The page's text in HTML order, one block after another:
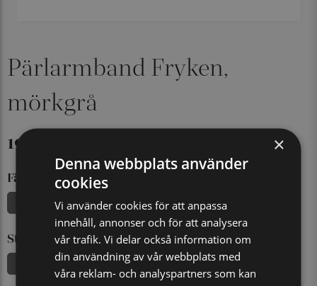
Pärlarmband Fryken,
mörkgrå
199 kr
Färg
Storlek
×
Denna webbplats använder
cookies
Vi använder cookies för att anpassa
innehåll, annonser och för att analysera
vår trafik. Vi delar också information om
din användning av vår webbplats med
våra reklam- och analyspartners som kan